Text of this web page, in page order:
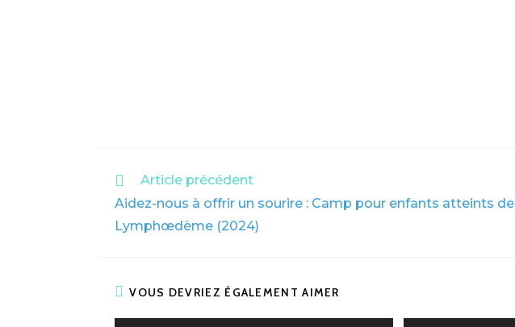
Article précédent
Aidez-nous à offrir un sourire : Camp pour enfants atteints de
Lymphœdème (2024)
VOUS DEVRIEZ ÉGALEMENT AIMER